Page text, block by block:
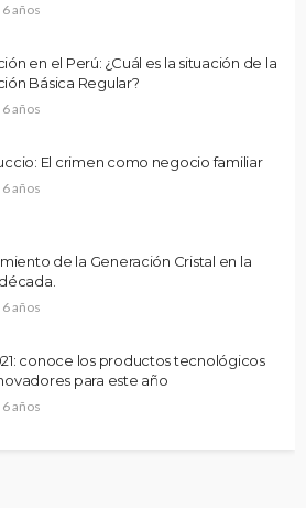
años
en el Perú: ¿Cuál es la situación de la
Básica Regular?
años
El crimen como negocio familiar
años
de la Generación Cristal en la
años
conoce los productos tecnológicos
para este año
años